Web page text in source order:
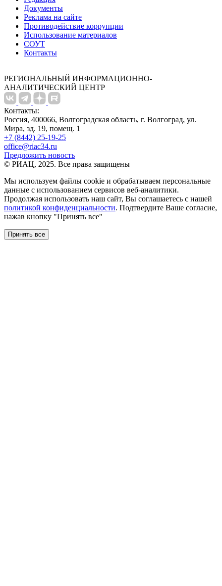
Документы
Реклама на сайте
Противодействие коррупции
Использование материалов
СОУТ
Контакты
РЕГИОНАЛЬНЫЙ ИНФОРМАЦИОННО-
АНАЛИТИЧЕСКИЙ ЦЕНТР
Контакты:
Россия, 400066, Волгоградская область, г. Волгоград, ул.
Мира, зд. 19, помещ. 1
+7 (8442) 25-19-25
office@riac34.ru
Предложить новость
© РИАЦ, 2025. Все права защищены
Мы используем файлы сookie и обрабатываем персональные
данные с использованием сервисов веб-аналитики.
Продолжая использовать наш сайт, Вы соглашаетесь с нашей
политикой конфиденциальности. Подтвердите Ваше согласие,
нажав кнопку "Принять все"
Принять все